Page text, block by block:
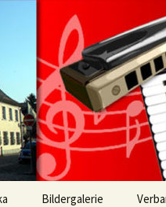
|
Bildergalerie